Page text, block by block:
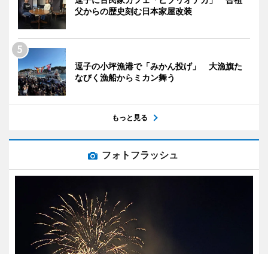
父からの歴史刻む日本家屋改装
逗子の小坪漁港で「みかん投げ」 大漁旗た
なびく漁船からミカン舞う
もっと見る
フォトフラッシュ